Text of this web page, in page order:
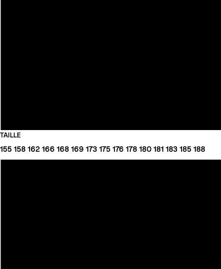
TAILLE
155 158 162 166 168 169 173 175 176 178 180 181 183 185 188